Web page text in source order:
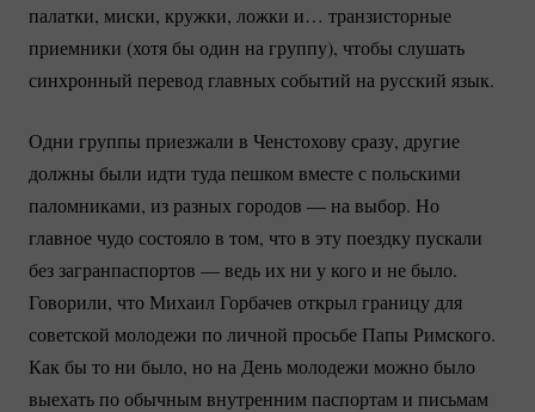
палатки, миски, кружки, ложки и… транзисторные
приемники (хотя бы один на группу), чтобы слушать
синхронный перевод главных событий на русский язык.
Одни группы приезжали в Ченстохову сразу, другие
должны были идти туда пешком вместе с польскими
паломниками, из разных городов — на выбор. Но
главное чудо состояло в том, что в эту поездку пускали
без загранпаспортов — ведь их ни у кого и не было.
Говорили, что Михаил Горбачев открыл границу для
советской молодежи по личной просьбе Папы Римского.
Как бы то ни было, но на День молодежи можно было
выехать по обычным внутренним паспортам и письмам